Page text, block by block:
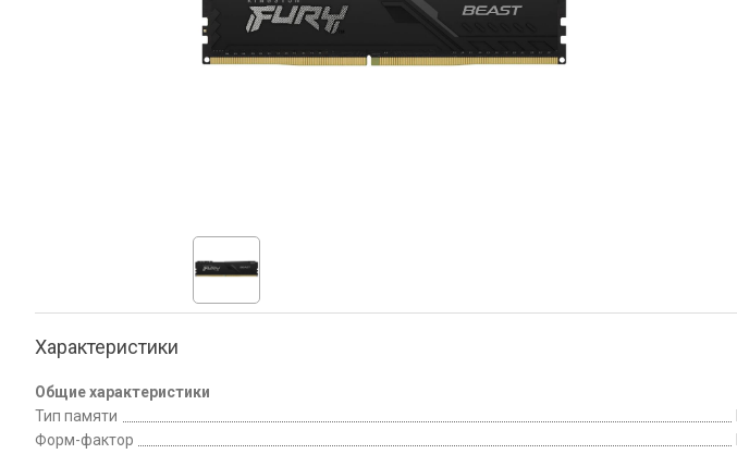
Характеристики
Общие характеристики
Тип памяти
Форм-фактор